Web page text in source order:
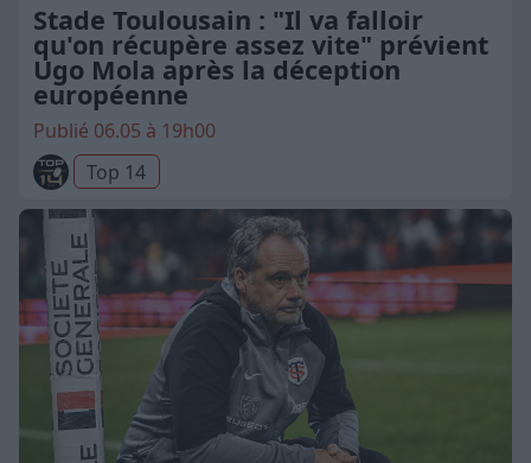
Stade Toulousain : "Il va falloir
qu'on récupère assez vite" prévient
Ugo Mola après la déception
européenne
Publié 06.05 à 19h00
Top 14